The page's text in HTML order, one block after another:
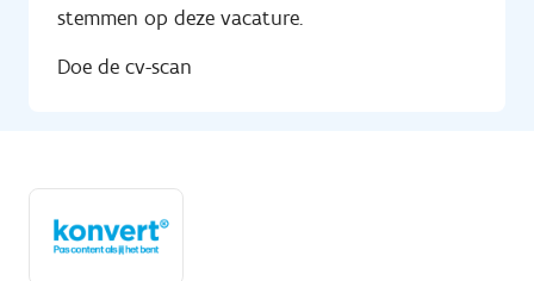
stemmen op deze vacature.
Doe de cv-scan